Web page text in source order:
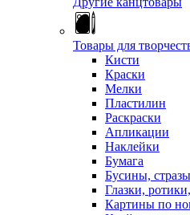
Товары для
Кисти
Краски
Мелки
Пластилин
Раскраски
Апликации
Наклейки
Бумага
Бусины, стразы
Глазки,
Картины по